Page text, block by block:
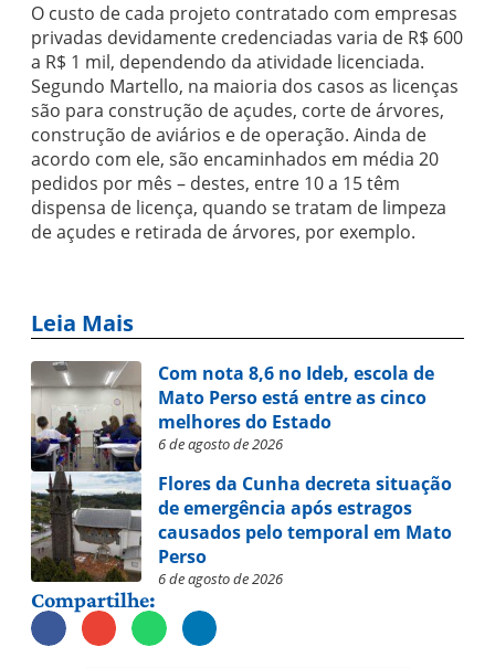
O custo de cada projeto contratado com empresas
privadas devidamente credenciadas varia de R$ 600
a R$ 1 mil, dependendo da atividade licenciada.
Segundo Martello, na maioria dos casos as licenças
são para construção de açudes, corte de árvores,
construção de aviários e de operação. Ainda de
acordo com ele, são encaminhados em média 20
pedidos por mês – destes, entre 10 a 15 têm
dispensa de licença, quando se tratam de limpeza
de açudes e retirada de árvores, por exemplo.
Leia Mais
Com nota 8,6 no Ideb, escola de
Mato Perso está entre as cinco
melhores do Estado
6 de agosto de 2026
Flores da Cunha decreta situação
de emergência após estragos
causados pelo temporal em Mato
Perso
6 de agosto de 2026
Compartilhe: